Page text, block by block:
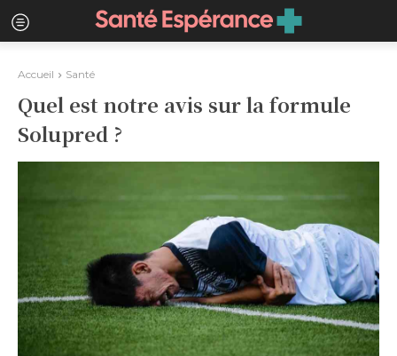
Accueil Santé
Quel est notre avis sur la formule
Solupred ?